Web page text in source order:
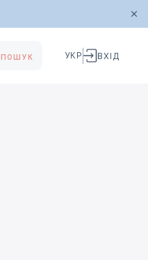
ПОШУК УКР ВХІД